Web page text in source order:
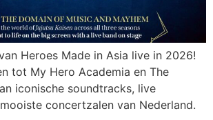
Heroes Made in Asia live in 2026!
tot My Hero Academia en The
iconische soundtracks, live
concertzalen van Nederland.